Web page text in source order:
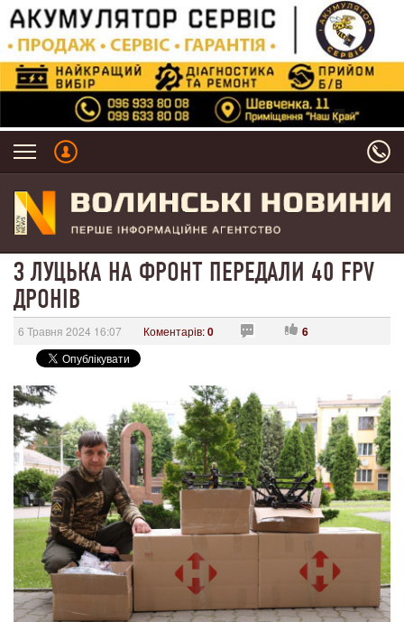
З ЛУЦЬКА НА ФРОНТ ПЕРЕДАЛИ 40 FPV
ДРОНІВ
6 Травня 2024 16:07 Коментарів:0 6